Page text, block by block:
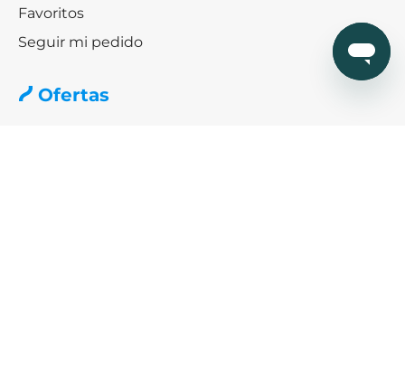
Favoritos
Seguir mi pedido
Ofertas